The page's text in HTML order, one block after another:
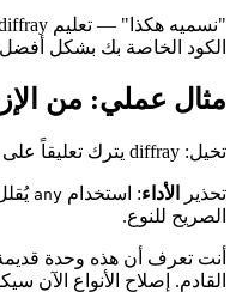
الكود الخاصة بك بشكل
مثال عملي: من
تخيل: diffray يترك تعليقاً على طلب السحب الخاص بك:
تحذير الأداء: استخدام any
الصريح للنوع.
أنت تعرف أن هذه وحدة قديمة
القادم. إصلاح الأنواع الآن